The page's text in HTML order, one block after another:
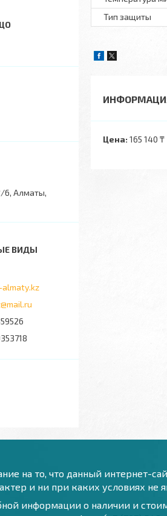
Тип защиты
Цена: 165 140 ₸
6, Алматы,
на то, что данный интернет-
и ни при каких условиях не
информации о наличии и